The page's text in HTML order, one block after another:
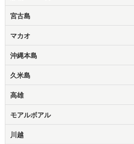
宮古島
マカオ
沖縄本島
久米島
高雄
モアルボアル
川越